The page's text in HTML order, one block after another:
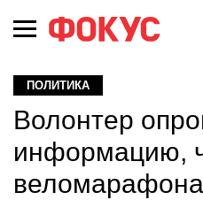
ПОЛИТИКА
Волонтер
информацию,